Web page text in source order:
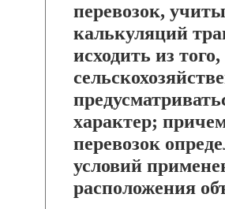
перевозок,
калькуляций
исходить из
характер;
перевозок
условий
расположения